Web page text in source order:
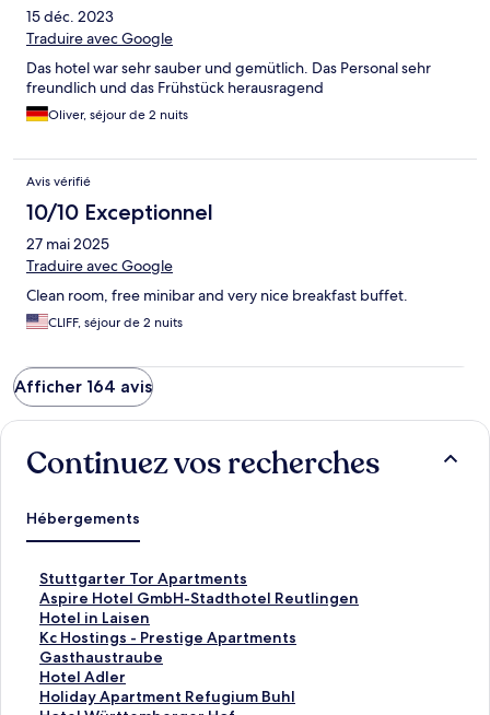
15 déc. 2023
Traduire avec Google
Das hotel war sehr sauber und gemütlich. Das Personal sehr
freundlich und das Frühstück herausragend
Oliver, séjour de 2 nuits
Avis vérifié
10/10 Exceptionnel
27 mai 2025
Traduire avec Google
Clean room, free minibar and very nice breakfast buffet.
CLIFF, séjour de 2 nuits
Afficher 164 avis
Continuez vos recherches
Hébergements
Stuttgarter Tor Apartments
L
i
e
n
o
u
v
Aspire Hotel GmbH-Stadthotel Reutlingen
L
i
e
n
o
u
Hotel in Laisen
L
i
e
n
o
Kc Hostings - Prestige Apartments
L
i
e
n
Gasthaustraube
L
i
e
Hotel Adler
L
iHoliday Apartment Refugium Buhl
L